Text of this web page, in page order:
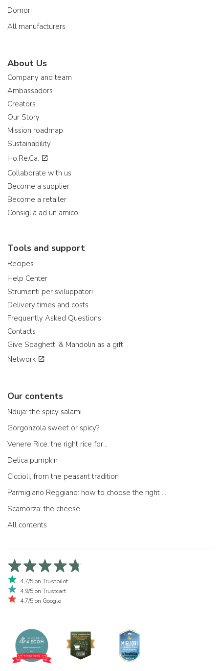
Domori
All manufacturers
About Us
Company and team
Ambassadors
Creators
Our Story
Mission roadmap
Sustainability
Ho.Re.Ca.
Collaborate with us
Become a supplier
Become a retailer
Consiglia ad un amico
Tools and support
Recipes
Help Center
Strumenti per sviluppatori
Delivery times and costs
Frequently Asked Questions
Contacts
Give Spaghetti & Mandolin as a gift
Network
Our contents
Nduja: the spicy salami
Gorgonzola sweet or spicy?
Venere Rice: the right rice for...
Delica pumpkin
Ciccioli, from the peasant tradition
Parmigiano Reggiano: how to choose the right one
Scamorza: the cheese ...
All contents
4,7/5 on Trustpilot
4,9/5 on Trustcart
4,7/5 on Google